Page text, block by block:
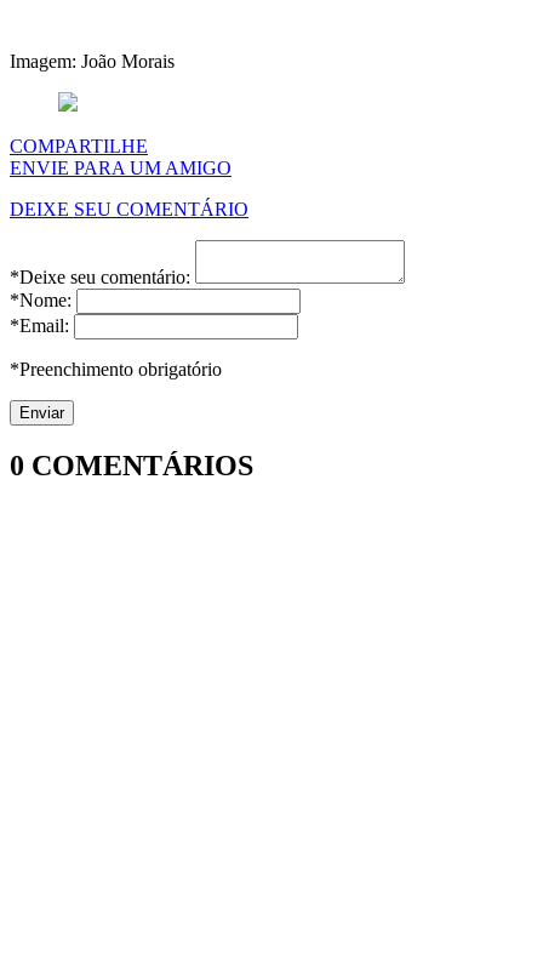
Imagem: João Morais
COMPARTILHE
ENVIE PARA UM AMIGO
DEIXE SEU COMENTÁRIO
*Deixe seu comentário:
*Nome:
*Email:
*Preenchimento obrigatório
0 COMENTÁRIOS